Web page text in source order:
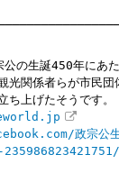
の生誕450年にあた
光関係者らが市民団
ち上げたそうです。
政宗公生
-235986823421751/